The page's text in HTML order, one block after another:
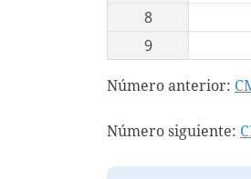
8
9
Número anterior:
Número siguiente: